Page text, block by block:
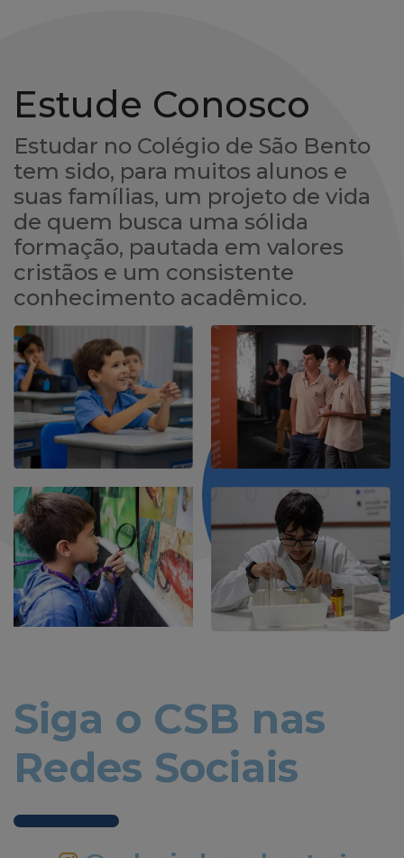
Estude Conosco
Estudar no Colégio de São Bento
tem sido, para muitos alunos e
suas famílias, um projeto de vida
de quem busca uma sólida
formação, pautada em valores
cristãos e um consistente
conhecimento acadêmico.
Siga o CSB nas
Redes Sociais